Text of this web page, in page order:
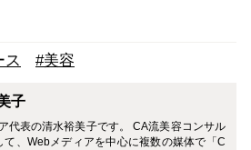
ス #美容
子
代表の清水裕美子です。 CA流美容コンサル
て、Webメディアを中心に複数の媒体で「C